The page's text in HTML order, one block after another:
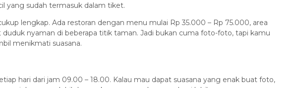
yang sudah termasuk dalam tiket.
lengkap. Ada restoran dengan menu mulai Rp 35.000 – Rp 75.000, area
duduk nyaman di beberapa titik taman. Jadi bukan cuma foto-foto, tapi kamu
menikmati suasana.
hari dari jam 09.00 – 18.00. Kalau mau dapat suasana yang enak buat foto,